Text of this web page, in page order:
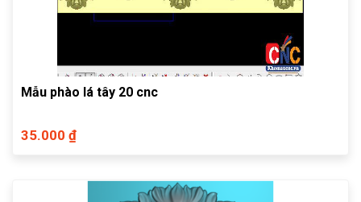
Mẫu phào lá tây 20 cnc
35.000 ₫